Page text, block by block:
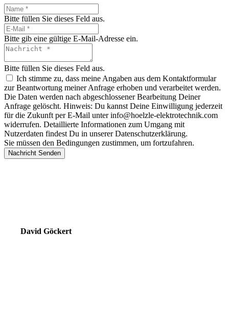
Bitte füllen Sie dieses Feld aus.
Bitte gib eine gültige E-Mail-Adresse ein.
Bitte füllen Sie dieses Feld aus.
Ich stimme zu, dass meine Angaben aus dem Kontaktformular
zur Beantwortung meiner Anfrage erhoben und verarbeitet werden.
Die Daten werden nach abgeschlossener Bearbeitung Deiner
Anfrage gelöscht. Hinweis: Du kannst Deine Einwilligung jederzeit
für die Zukunft per E-Mail unter info@hoelzle-elektrotechnik.com
widerrufen. Detaillierte Informationen zum Umgang mit
Nutzerdaten findest Du in unserer Datenschutzerklärung.
Sie müssen den Bedingungen zustimmen, um fortzufahren.
Nachricht Senden
David Göckert